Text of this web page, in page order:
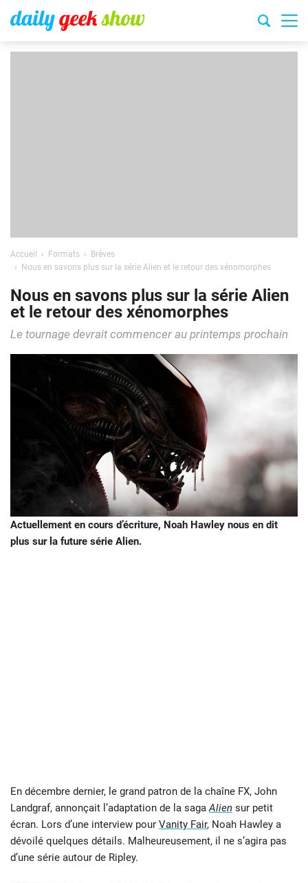
Accueil Formats
Brèves
Nous en savons plus sur la série Alien et le retour des xénomorphes
Nous en savons plus sur la série Alien
et le retour des xénomorphes
Le tournage devrait commencer au printemps prochain
Actuellement en cours d’écriture, Noah Hawley nous en dit
plus sur la future série Alien.
En décembre dernier, le grand patron de la chaîne FX, John
Landgraf, annonçait l’adaptation de la sagaAlien sur petit
écran. Lors d’une interview pour Vanity Fair, Noah Hawley a
dévoilé quelques détails. Malheureusement, il ne s’agira pas
d’une série autour de Ripley.